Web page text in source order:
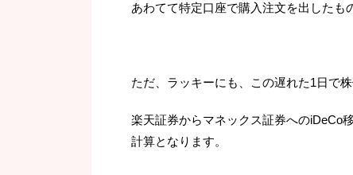
あわてて特定口座で購入注文を出したも
ただ、ラッキーにも、この遅れた1日で
楽天証券からマネックス証券へのiDeCo
計算となります。